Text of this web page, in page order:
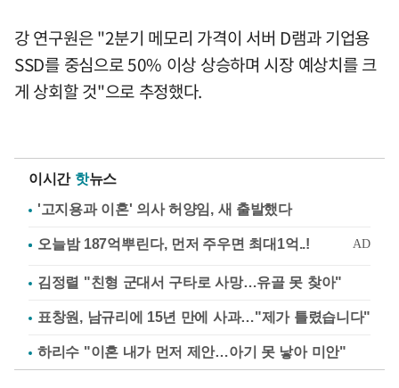
강 연구원은 "2분기 메모리 가격이 서버 D램과 기업용
SSD를 중심으로 50% 이상 상승하며 시장 예상치를 크
게 상회할 것"으로 추정했다.
이시간 핫뉴스
'고지용과 이혼' 의사 허양임, 새 출발했다
김정렬 "친형 군대서 구타로 사망…유골 못 찾아"
표창원, 남규리에 15년 만에 사과…"제가 틀렸습니다"
하리수 "이혼 내가 먼저 제안…아기 못 낳아 미안"